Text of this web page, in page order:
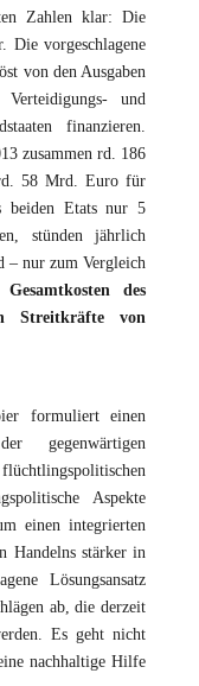
Zahlen klar: Die
Die vorgeschlagene
von den Ausgaben
und
finanzieren.
zusammen rd. 186
58 Mrd. Euro für
beiden Etats nur 5
stünden jährlich
– nur zum Vergleich
Gesamtkosten des
Streitkräfte von
formuliert einen
gegenwärtigen
Aspekte
einen integrierten
Handelns stärker in
Lösungsansatz
ab, die derzeit
Es geht nicht
nachhaltige Hilfe